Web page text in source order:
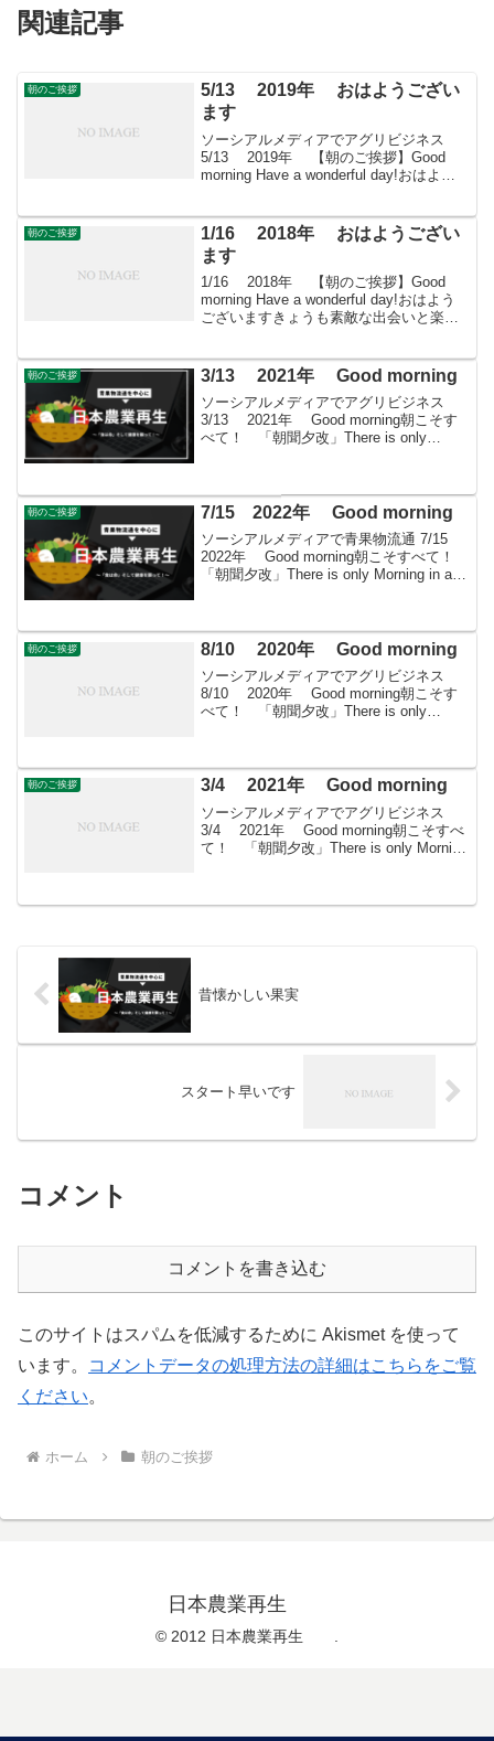
関連記事
朝のご挨拶
5/13 2019年 おはようござい
ます
ソーシアルメディアでアグリビジネス
5/13 2019年 【朝のご挨拶】Good
morning Have a wonderful day!おはよう
に・・・＊ ツツジ科...
朝のご挨拶
1/16 2018年 おはようござい
ます
1/16 2018年 【朝のご挨拶】Good
morning Have a wonderful day!おはよう
ございますきょうも素敵な出会いと楽し
朝のご挨拶 3/13 2021年 Good morning
ソーシアルメディアでアグリビジネス
3/13 2021年 Good morning朝こそす
べて！ 「朝聞夕改」There is only
朝のご挨拶 7/15 2022年 Good morning
ソーシアルメディアで青果物流通 7/15
2022年 Good morning朝こそすべて！
「朝聞夕改」There is only Morning in all
朝のご挨拶 8/10 2020年 Good morning
ソーシアルメディアでアグリビジネス
8/10 2020年 Good morning朝こそす
べて！ 「朝聞夕改」There is only
朝のご挨拶 3/4 2021年 Good morning
ソーシアルメディアでアグリビジネス
3/4 2021年 Good morning朝こそすべ
て！ 「朝聞夕改」There is only Morning
昔懐かしい果実
スタート早いです
コメント
コメントを書き込む
このサイトはスパムを低減するために Akismet を使って
います。
コメントデータの処理方法の詳細はこちらをご覧
ください。
ホーム 朝のご挨拶
日本農業再生
© 2012 日本農業再生 .